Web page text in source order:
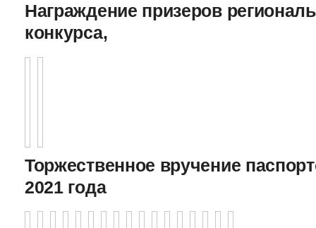
Награждение призеров
конкурса,
Торжественное вручение
2021 года